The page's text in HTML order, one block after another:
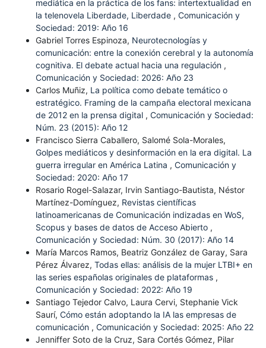
mediática en la práctica de los fans: intertextualidad en
la telenovela Liberdade, Liberdade , Comunicación y
Sociedad: 2019: Año 16
Gabriel Torres Espinoza, Neurotecnologías y
comunicación: entre la conexión cerebral y la autonomía
cognitiva. El debate actual hacia una regulación ,
Comunicación y Sociedad: 2026: Año 23
Carlos Muñiz, La política como debate temático o
estratégico. Framing de la campaña electoral mexicana
de 2012 en la prensa digital , Comunicación y Sociedad:
Núm. 23 (2015): Año 12
Francisco Sierra Caballero, Salomé Sola-Morales,
Golpes mediáticos y desinformación en la era digital. La
guerra irregular en América Latina , Comunicación y
Sociedad: 2020: Año 17
Rosario Rogel-Salazar, Irvin Santiago-Bautista, Néstor
Martínez-Domínguez, Revistas científicas
latinoamericanas de Comunicación indizadas en WoS,
Scopus y bases de datos de Acceso Abierto ,
Comunicación y Sociedad: Núm. 30 (2017): Año 14
María Marcos Ramos, Beatriz González de Garay, Sara
Pérez Álvarez, Todas ellas: análisis de la mujer LTBI+ en
las series españolas originales de plataformas ,
Comunicación y Sociedad: 2022: Año 19
Santiago Tejedor Calvo, Laura Cervi, Stephanie Vick
Saurí, Cómo están adoptando la IA las empresas de
comunicación , Comunicación y Sociedad: 2025: Año 22
Jenniffer Soto de la Cruz, Sara Cortés Gómez, Pilar